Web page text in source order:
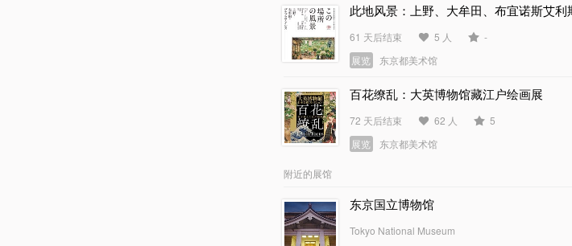
此地风景：上野、大牟田、布宜诺斯艾利
61 天后结束 5 人
-
展览
东京都美术馆
百花缭乱：大英博物馆藏江户绘画展
72 天后结束 62 人
5
展览
东京都美术馆
附近的展馆
东京国立博物馆
Tokyo National Museum